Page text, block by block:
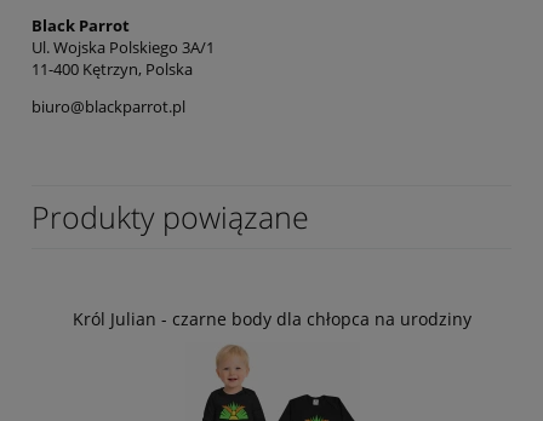
Black Parrot
Ul. Wojska Polskiego 3A/1
11-400 Kętrzyn, Polska
biuro@blackparrot.pl
Produkty powiązane
Król Julian - czarne body dla chłopca na urodziny